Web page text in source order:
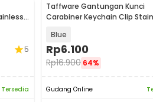
5
Tersedia
Taffware Gantungan Kunci
Carabiner Keychain Clip
Blue
Rp6.100
Rp16.900 64%
Gudang Online